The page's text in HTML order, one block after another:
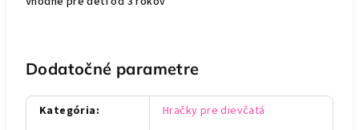
Dodatočné parametre
Kategória:
Hračky pre dievčatá